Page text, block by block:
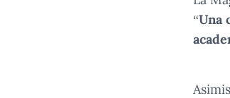
“Una